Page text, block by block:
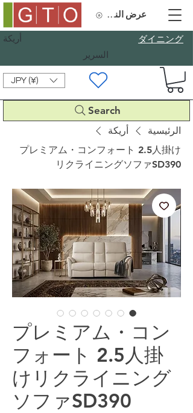
أريكة
​ダイニング
السرير
JPY (¥)
Search
عرض النقاط
الرئيسية
أريكة
プレミアム・コンフォート 2.5人掛け
リクライニングソファSD390
プレミアム・コン
フォート 2.5人掛
けリクライニング
ソファSD390